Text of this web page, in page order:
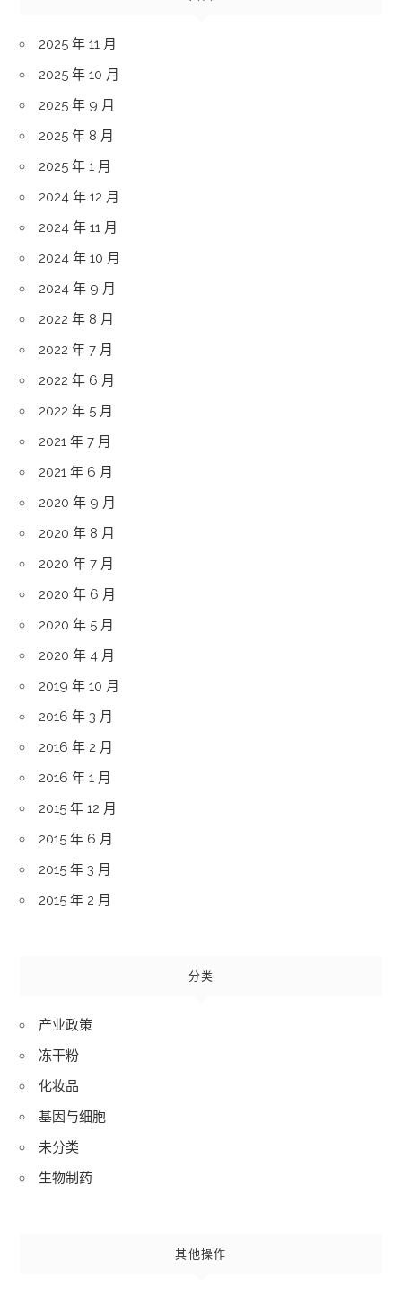
2025 年 11 月
2025 年 10 月
2025 年 9 月
2025 年 8 月
2025 年 1 月
2024 年 12 月
2024 年 11 月
2024 年 10 月
2024 年 9 月
2022 年 8 月
2022 年 7 月
2022 年 6 月
2022 年 5 月
2021 年 7 月
2021 年 6 月
2020 年 9 月
2020 年 8 月
2020 年 7 月
2020 年 6 月
2020 年 5 月
2020 年 4 月
2019 年 10 月
2016 年 3 月
2016 年 2 月
2016 年 1 月
2015 年 12 月
2015 年 6 月
2015 年 3 月
2015 年 2 月
分类
产业政策
冻干粉
化妆品
基因与细胞
未分类
生物制药
其他操作